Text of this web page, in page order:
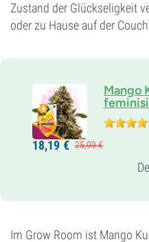
Zustand der Glückseligkeit
oder zu Hause auf der
Mango
Eltern
Mango x Hindu Kush
35%
8-9 wochen
18%
18,19 € 25,99€
Im Grow Room ist Mango